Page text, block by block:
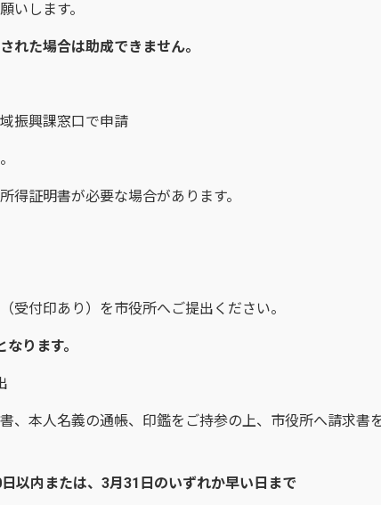
いします。
た場合は助成できません。
振興課窓口で申請
明書が必要な場合があります。
付印あり）を市役所へご提出ください。
ります。
本人名義の通帳、印鑑をご持参の上、市役所へ請求書
内または、3月31日のいずれか早い日まで